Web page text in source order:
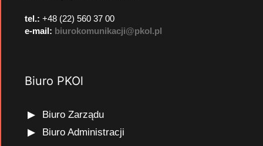
tel.: +48 (22) 560 37 00
e-mail: biurokomunikacji@pkol.pl
Biuro PKOl
Biuro Zarządu
Biuro Administracji